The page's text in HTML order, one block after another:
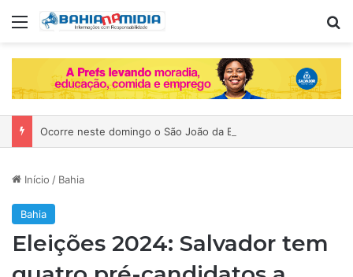
Menu
Início / Bahia
Bahia
Eleições 2024: Salvador tem